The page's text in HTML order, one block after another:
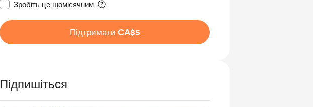
Зробіть це щомісячним
Підтримати CA$5
Підпишіться